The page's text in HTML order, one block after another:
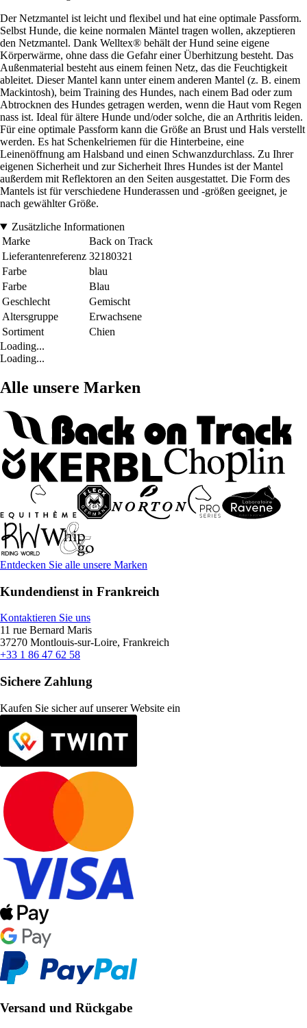
Der Netzmantel ist leicht und flexibel und hat eine optimale Passform.
Selbst Hunde, die keine normalen Mäntel tragen wollen, akzeptieren
den Netzmantel. Dank Welltex® behält der Hund seine eigene
Körperwärme, ohne dass die Gefahr einer Überhitzung besteht. Das
Außenmaterial besteht aus einem feinen Netz, das die Feuchtigkeit
ableitet. Dieser Mantel kann unter einem anderen Mantel (z. B. einem
Mackintosh), beim Training des Hundes, nach einem Bad oder zum
Abtrocknen des Hundes getragen werden, wenn die Haut vom Regen
nass ist. Ideal für ältere Hunde und/oder solche, die an Arthritis leiden.
Für eine optimale Passform kann die Größe an Brust und Hals verstellt
werden. Es hat Schenkelriemen für die Hinterbeine, eine
Leinenöffnung am Halsband und einen Schwanzdurchlass. Zu Ihrer
eigenen Sicherheit und zur Sicherheit Ihres Hundes ist der Mantel
außerdem mit Reflektoren an den Seiten ausgestattet. Die Form des
Mantels ist für verschiedene Hunderassen und -größen geeignet, je
nach gewählter Größe.
Zusätzliche Informationen
Marke
Back on Track
Lieferantenreferenz 32180321
Farbe
blau
Farbe
Blau
Geschlecht
Gemischt
Altersgruppe
Erwachsene
Sortiment
Chien
Loading...
Loading...
Alle unsere Marken
Entdecken Sie alle unsere Marken
Kundendienst in Frankreich
Kontaktieren Sie uns
11 rue Bernard Maris
37270 Montlouis-sur-Loire, Frankreich
+33 1 86 47 62 58
Sichere Zahlung
Kaufen Sie sicher auf unserer Website ein
Versand und Rückgabe